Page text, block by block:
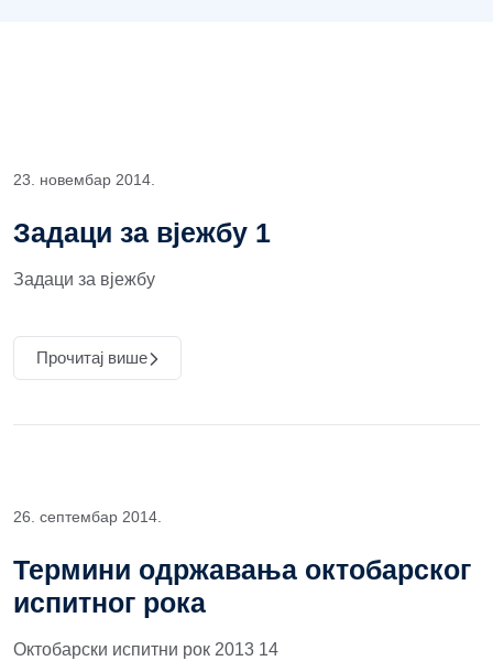
23. новембар 2014.
Задаци за вјежбу 1
Задаци за вјежбу
Прочитај више
26. септембар 2014.
Термини одржавања октобарског
испитног рока
Октобарски испитни рок 2013 14